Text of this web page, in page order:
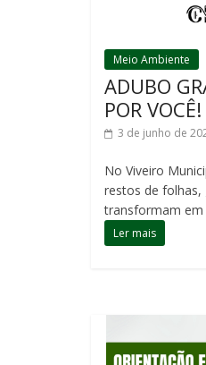
Meio Ambiente
ADUBO
POR VOCÊ!
3 de junho de
No Viveiro
restos de folhas,
transformam
Ler mais